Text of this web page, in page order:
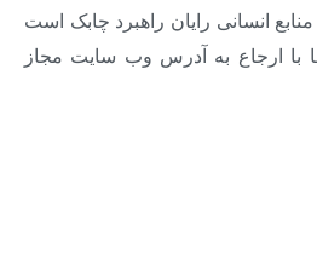
رایان راهبرد چابک است
به آدرس وب سایت مجاز